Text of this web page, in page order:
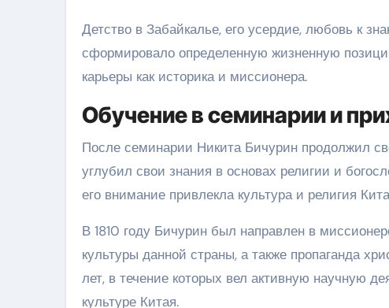
Детство в Забайкалье, его усердие, любовь к
сформировало определенную жизненную
карьеры как историка и миссионера.
Обучение в семинарии и
После семинарии Никита Бичурин продолжил
углубил свои знания в основах религии и
его внимание привлекла культура и религия
В 1810 году Бичурин был направлен в
культуры данной страны, а также пропаганда
лет, в течение которых вел активную научную
культуре Китая.